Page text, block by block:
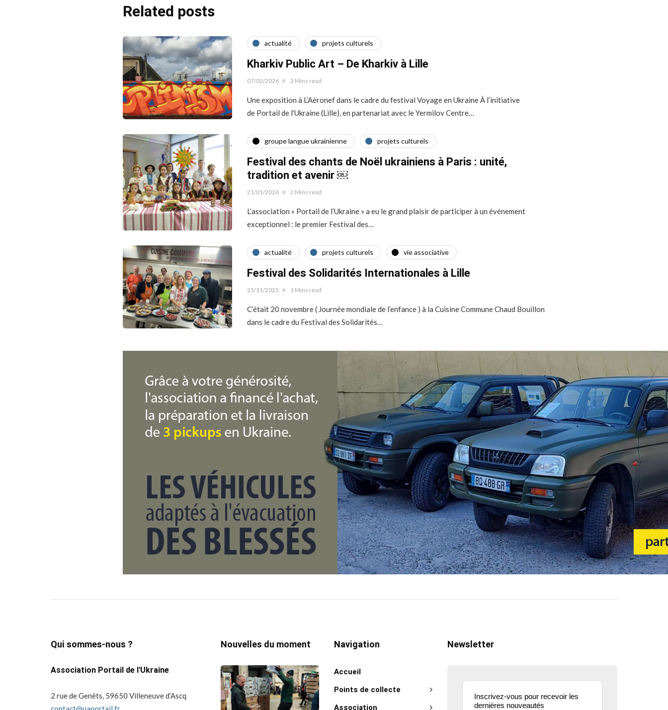
Related posts
actualité projets culturels
Kharkiv Public Art – De Kharkiv à Lille
07/02/2026 2 Mins read
Une exposition à L’Aéronef dans le cadre du festival Voyage en Ukraine À l’initiative
de Portail de l’Ukraine (Lille), en partenariat avec le Yermilov Centre…
groupe langue ukrainienne projets culturels
Festival des chants de Noël ukrainiens à Paris : unité,
tradition et avenir ￼
21/01/2026 2 Mins read
L’association « Portail de l’Ukraine » a eu le grand plaisir de participer à un événement
exceptionnel : le premier Festival des…
actualité projets culturels vie associative
Festival des Solidarités Internationales à Lille
25/11/2025 1 Mins read
C’était 20 novembre ( Journée mondiale de l’enfance ) à la Cuisine Commune Chaud Bouillon
dans le cadre du Festival des Solidarités…
Qui sommes-nous ?
Association Portail de l'Ukraine
2 rue de Genêts, 59650 Villeneuve d’Ascq
Nouvelles du moment Navigation
Accueil
Points de collecte
Association
Newsletter
Inscrivez-vous pour recevoir les
dernières nouveautés